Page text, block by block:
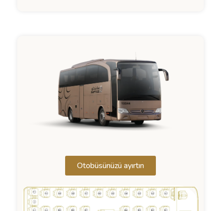
Otobüsünüzü ayırtın